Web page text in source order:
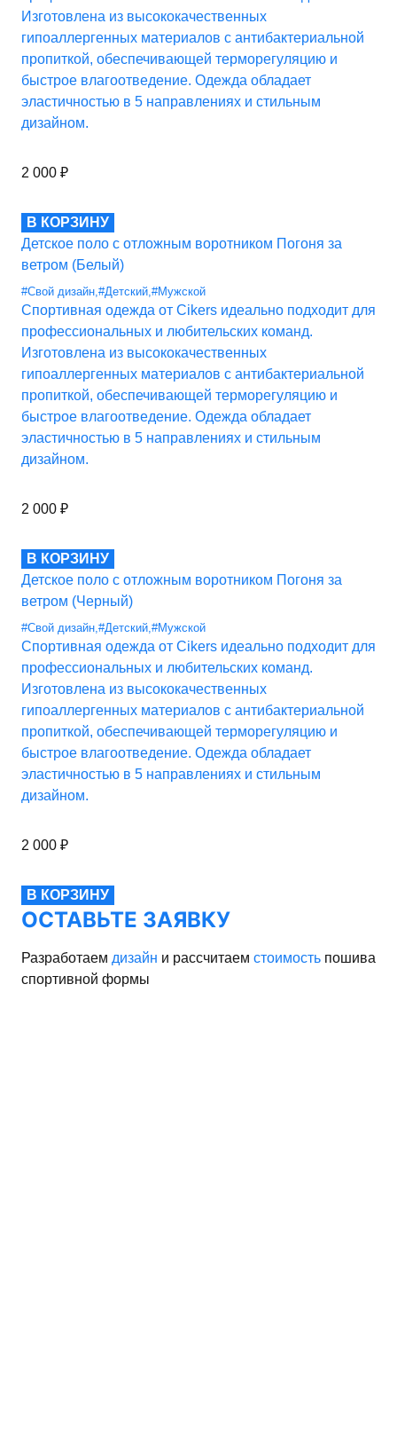
Изготовлена из высококачественных
гипоаллергенных материалов с антибактериальной
пропиткой, обеспечивающей терморегуляцию и
быстрое влагоотведение. Одежда обладает
эластичностью в 5 направлениях и стильным
дизайном.
2 000 ₽
В КОРЗИНУ
Детское поло с отложным воротником Погоня за
ветром (Белый)
#Свой дизайн,#Детский,#Мужской
Спортивная одежда от Cikers идеально подходит для
профессиональных и любительских команд.
Изготовлена из высококачественных
гипоаллергенных материалов с антибактериальной
пропиткой, обеспечивающей терморегуляцию и
быстрое влагоотведение. Одежда обладает
эластичностью в 5 направлениях и стильным
дизайном.
2 000 ₽
В КОРЗИНУ
Детское поло с отложным воротником Погоня за
ветром (Черный)
#Свой дизайн,#Детский,#Мужской
Спортивная одежда от Cikers идеально подходит для
профессиональных и любительских команд.
Изготовлена из высококачественных
гипоаллергенных материалов с антибактериальной
пропиткой, обеспечивающей терморегуляцию и
быстрое влагоотведение. Одежда обладает
эластичностью в 5 направлениях и стильным
дизайном.
2 000 ₽
В КОРЗИНУ
ОСТАВЬТЕ ЗАЯВКУ
Разработаем дизайн и рассчитаем стоимость пошива
спортивной формы